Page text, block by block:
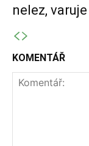
nelez, varuje
KOMENTÁŘ